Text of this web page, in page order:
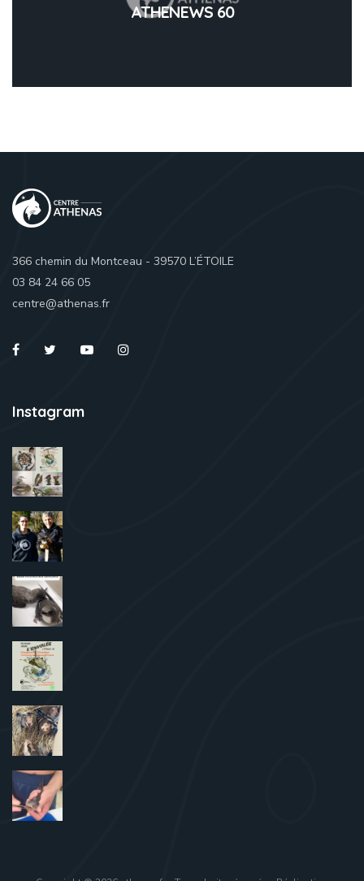
ATHENEWS 60
366 chemin du Montceau - 39570 L’ÉTOILE
03 84 24 66 05
centre@athenas.fr
Instagram